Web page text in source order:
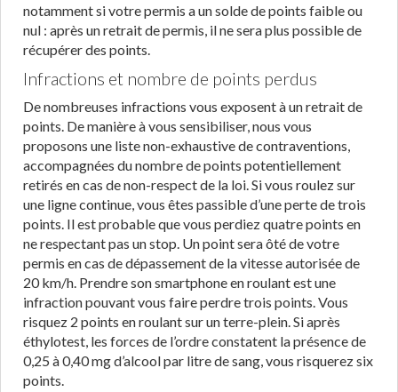
notamment si votre permis a un solde de points faible ou
nul : après un retrait de permis, il ne sera plus possible de
récupérer des points.
Infractions et nombre de points perdus
De nombreuses infractions vous exposent à un retrait de
points. De manière à vous sensibiliser, nous vous
proposons une liste non-exhaustive de contraventions,
accompagnées du nombre de points potentiellement
retirés en cas de non-respect de la loi. Si vous roulez sur
une ligne continue, vous êtes passible d’une perte de trois
points. Il est probable que vous perdiez quatre points en
ne respectant pas un stop. Un point sera ôté de votre
permis en cas de dépassement de la vitesse autorisée de
20 km/h. Prendre son smartphone en roulant est une
infraction pouvant vous faire perdre trois points. Vous
risquez 2 points en roulant sur un terre-plein. Si après
éthylotest, les forces de l’ordre constatent la présence de
0,25 à 0,40 mg d’alcool par litre de sang, vous risquerez six
points.